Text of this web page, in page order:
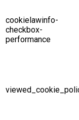
cookielawinfo-
checkbox-
performance